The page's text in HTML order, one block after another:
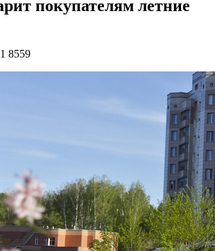
покупателям летние
8559